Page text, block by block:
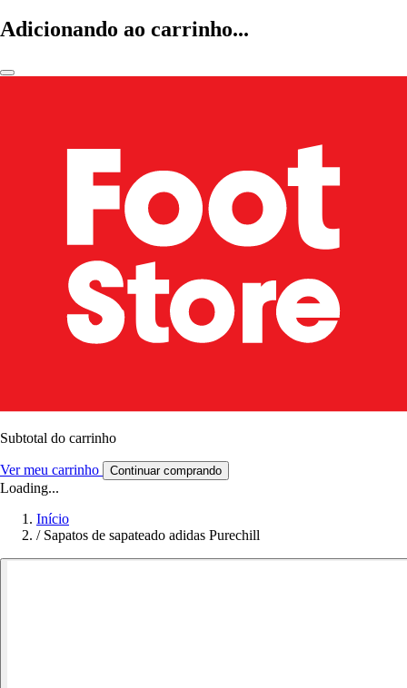
Adicionando ao carrinho...
Subtotal do carrinho
Ver meu carrinho Continuar comprando
Loading...
Início
/ Sapatos de sapateado adidas Purechill